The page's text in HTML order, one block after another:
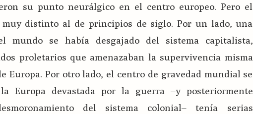
su punto neurálgico en el centro europeo. Pero el
muy distinto al de principios de siglo. Por un lado, una
mundo se había desgajado del sistema capitalista,
proletarios que amenazaban la supervivencia misma
Europa. Por otro lado, el centro de gravedad mundial se
Europa devastada por la guerra –y posteriormente
del sistema colonial– tenía serias